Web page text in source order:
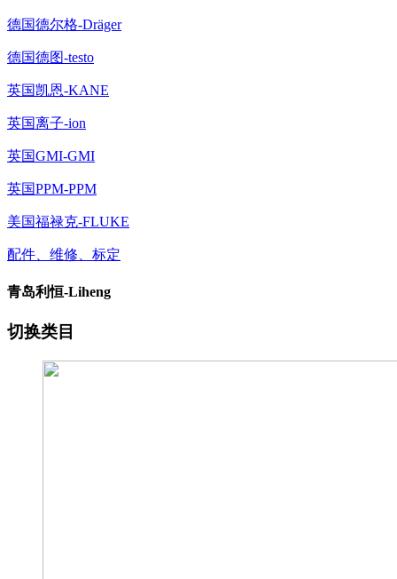
德国德尔格-Dräger
德国德图-testo
英国凯恩-KANE
英国离子-ion
英国GMI-GMI
英国PPM-PPM
美国福禄克-FLUKE
配件、维修、标定
青岛利恒-Liheng
切换类目